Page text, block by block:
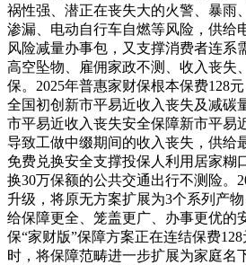
祸性强、潜正在丧失大的火警、暴雨
渗漏、电动自行车自燃等风险，供给
风险减量办事包，又支撑消费者连系
高空坠物、雇佣家政不测、收入丧失
保。2025年普惠家财保根本保费128
全国初创新市平易近收入丧失及减碳
市平易近收入丧失安全保障新市平易
导致工做中缀期间的收入丧失，供给
免费兑换安全支撑投保人利用居家糊
换30万保额的公共交通出行不测险。
升级，将原无方案扩展为3个系列产
给保障更全、笼盖更广、办事更优的
保“家财版”保障方案正在连结保费
时，将保障范畴进一步扩展为家庭名